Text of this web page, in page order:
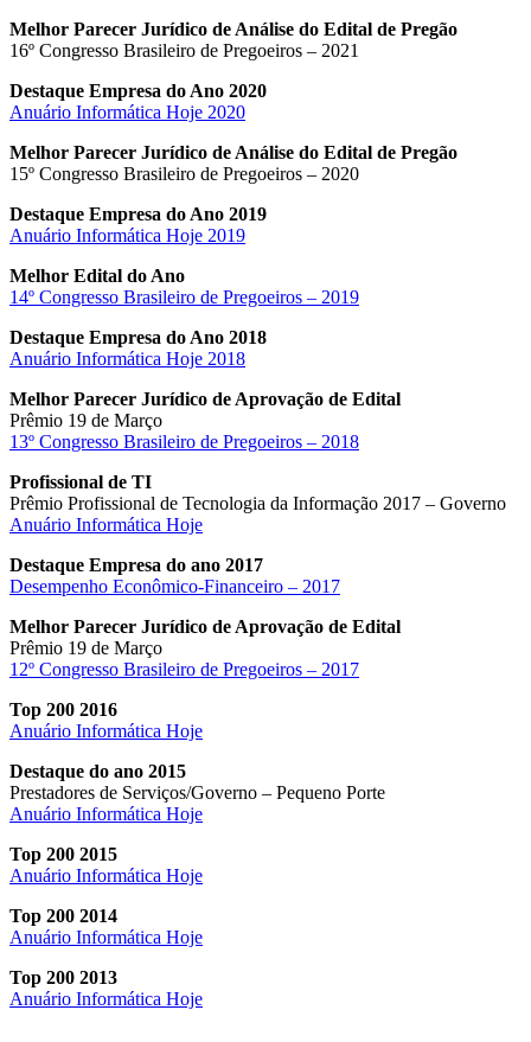
Melhor Parecer Jurídico de Análise do Edital de Pregão
16º Congresso Brasileiro de Pregoeiros – 2021
Destaque Empresa do Ano 2020
Anuário Informática Hoje 2020
Melhor Parecer Jurídico de Análise do Edital de Pregão
15º Congresso Brasileiro de Pregoeiros – 2020
Destaque Empresa do Ano 2019
Anuário Informática Hoje 2019
Melhor Edital do Ano
14º Congresso Brasileiro de Pregoeiros – 2019
Destaque Empresa do Ano 2018
Anuário Informática Hoje 2018
Melhor Parecer Jurídico de Aprovação de Edital
Prêmio 19 de Março
13º Congresso Brasileiro de Pregoeiros – 2018
Profissional de TI
Prêmio Profissional de Tecnologia da Informação 2017 – Governo
Anuário Informática Hoje
Destaque Empresa do ano 2017
Desempenho Econômico-Financeiro – 2017
Melhor Parecer Jurídico de Aprovação de Edital
Prêmio 19 de Março
12º Congresso Brasileiro de Pregoeiros – 2017
Top 200 2016
Anuário Informática Hoje
Destaque do ano 2015
Prestadores de Serviços/Governo – Pequeno Porte
Anuário Informática Hoje
Top 200 2015
Anuário Informática Hoje
Top 200 2014
Anuário Informática Hoje
Top 200 2013
Anuário Informática Hoje